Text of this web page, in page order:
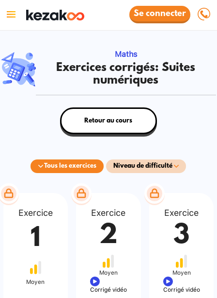
Se connecter
Maths
Exercices corrigés: Suites
numériques
Tous les exercices Niveau de difficulté
Retour au cours
Exercice
1
Moyen
Exercice
2
Moyen
Corrigé vidéo
Exercice
3
Moyen
Corrigé vidéo